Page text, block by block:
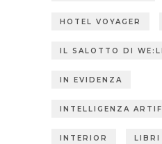
HOTEL VOYAGER
IL SALOTTO DI
IN EVIDENZA
INTELLIGENZA
INTERIOR LIBRI